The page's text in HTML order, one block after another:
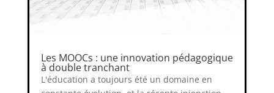
Les MOOCs : une innovation pédagogique
à double tranchant
L'éducation a toujours été un domaine en